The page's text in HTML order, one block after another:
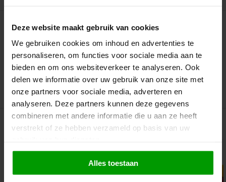
Deze website maakt gebruik van cookies
We gebruiken cookies om inhoud en advertenties te
personaliseren, om functies voor sociale media aan te
bieden en om ons websiteverkeer te analyseren. Ook
delen we informatie over uw gebruik van onze site met
onze partners voor sociale media, adverteren en
analyseren. Deze partners kunnen deze gegevens
combineren met andere informatie die u aan ze heeft
verstrekt of ze hebben verzameld op basis van uw
Alles toestaan
Goede dikte
Niet te groot
Veel te lekker
Gerelateerde producten